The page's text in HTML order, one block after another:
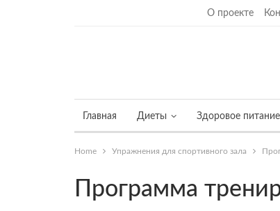
О проекте
Главная Диеты Здоровое питание
Home Упражнения для спортивного зала
Программа